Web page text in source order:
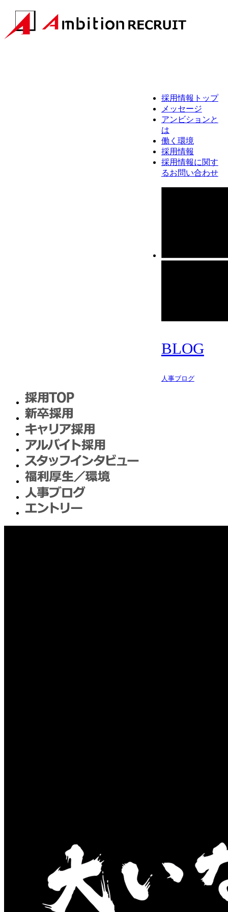
採用情報トップ
メッセージ
アンビションと
は
働く環境
採用情報
採用情報に関す
るお問い合わせ
BLOG
人事ブログ